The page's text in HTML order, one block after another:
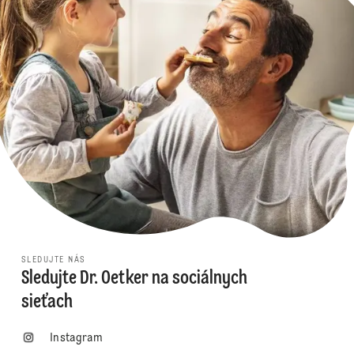
SLEDUJTE NÁS
Sledujte Dr. Oetker na sociálnych
sieťach
Instagram